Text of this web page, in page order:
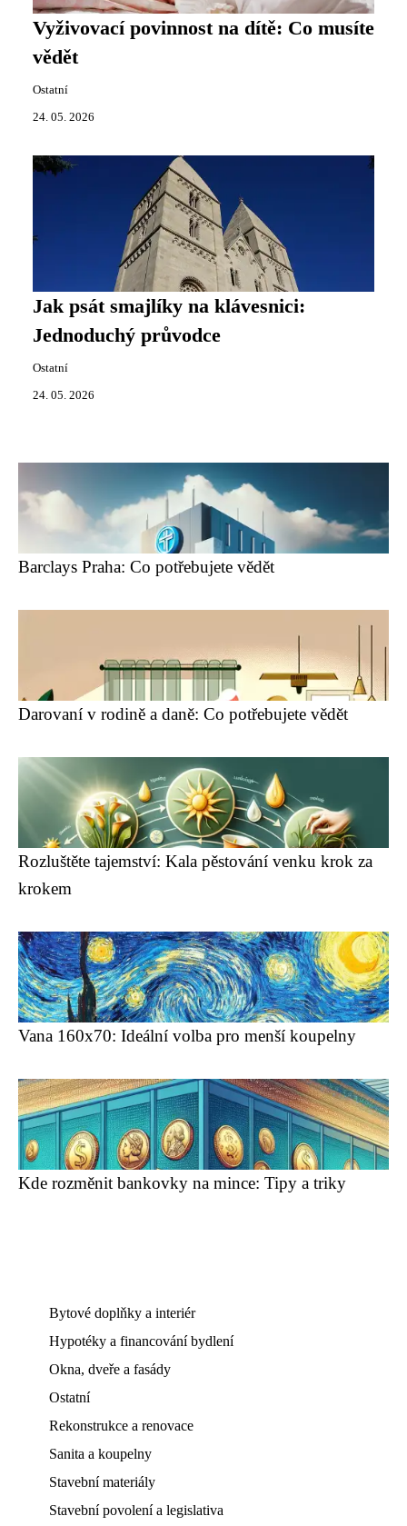
Vyživovací povinnost na dítě: Co musíte
vědět
Ostatní
24. 05. 2026
Jak psát smajlíky na klávesnici:
Jednoduchý průvodce
Ostatní
24. 05. 2026
Barclays Praha: Co potřebujete vědět
Darovaní v rodině a daně: Co potřebujete vědět
Rozluštěte tajemství: Kala pěstování venku krok za
krokem
Vana 160x70: Ideální volba pro menší koupelny
Kde rozměnit bankovky na mince: Tipy a triky
Bytové doplňky a interiér
Hypotéky a financování bydlení
Okna, dveře a fasády
Ostatní
Rekonstrukce a renovace
Sanita a koupelny
Stavební materiály
Stavební povolení a legislativa